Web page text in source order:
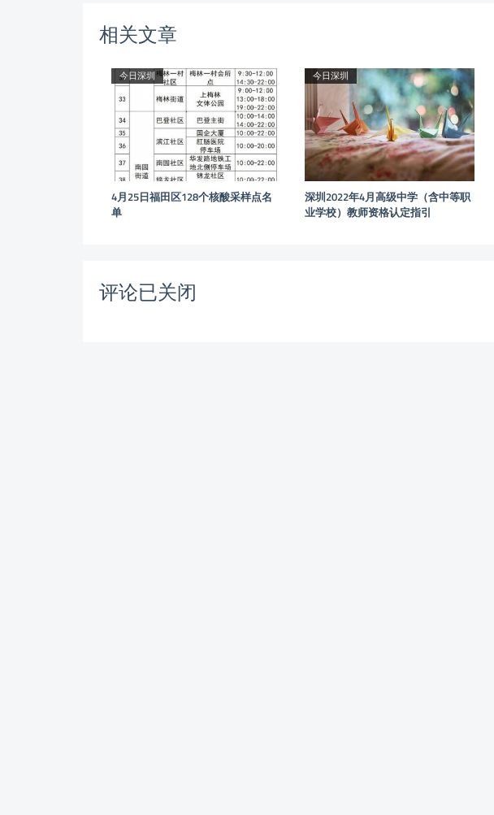
相关文章
今日深圳
4月25日福田区128个核酸采样点名
单
今日深圳
深圳2022年4月高级中学（含中等职
业学校）教师资格认定指引
评论已关闭